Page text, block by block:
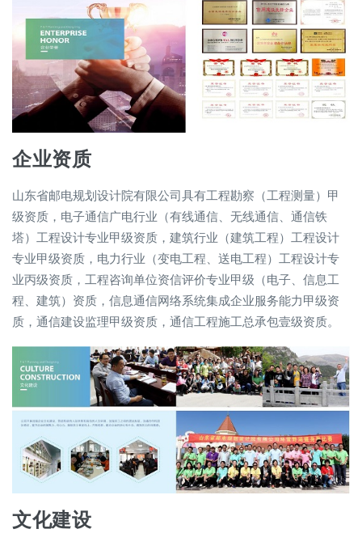
企业资质
山东省邮电规划设计院有限公司具有工程勘察（工程测量）甲
级资质，电子通信广电行业（有线通信、无线通信、通信铁
塔）工程设计专业甲级资质，建筑行业（建筑工程）工程设计
专业甲级资质，电力行业（变电工程、送电工程）工程设计专
业丙级资质，工程咨询单位资信评价专业甲级（电子、信息工
程、建筑）资质，信息通信网络系统集成企业服务能力甲级资
质，通信建设监理甲级资质，通信工程施工总承包壹级资质。
文化建设